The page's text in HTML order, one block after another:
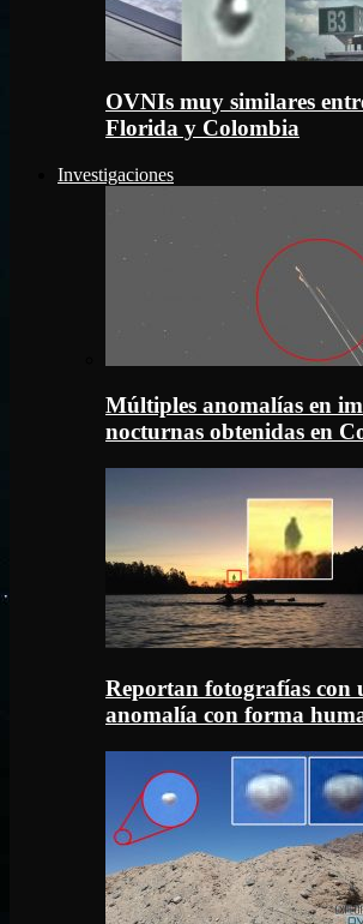
OVNIs muy similares
Florida y Colombia
Investigaciones
Múltiples anomalías en
nocturnas obtenidas en
Reportan fotografías con
anomalía con forma